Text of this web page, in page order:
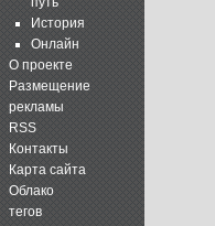
История
Онлайн
О проекте
Размещение
рекламы
RSS
Контакты
Карта сайта
Облако
тегов